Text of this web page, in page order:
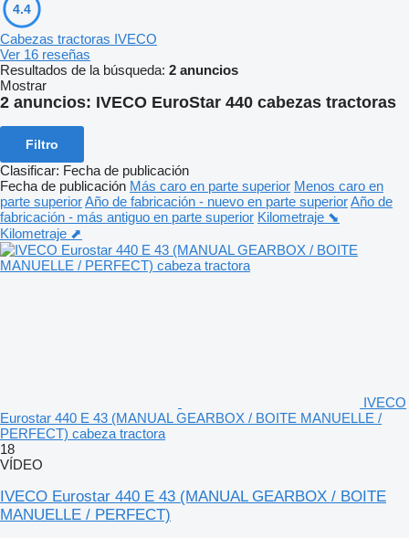
4.4
Cabezas tractoras IVECO
Ver 16 reseñas
Resultados de la búsqueda: 2 anuncios
Mostrar
2 anuncios: IVECO EuroStar 440 cabezas tractoras
Filtro
Clasificar: Fecha de publicación
Fecha de publicación Más caro en parte superior Menos caro en
parte superiorAño de fabricación - nuevo en parte superiorAño de
fabricación - más antiguo en parte superior Kilometraje ⬊
Kilometraje ⬈
IVECO
Eurostar 440 E 43 (MANUAL GEARBOX / BOITE MANUELLE /
PERFECT) cabeza tractora
18
VÍDEO
IVECO Eurostar 440 E 43 (MANUAL GEARBOX / BOITE
MANUELLE / PERFECT)